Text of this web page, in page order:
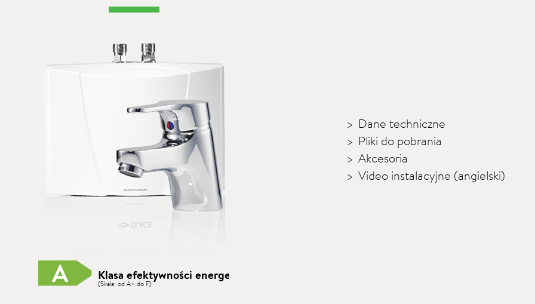
Klasa efektywności energetycznej A
(Skala: od A+ do F)
Dane techniczne
Pliki do pobrania
Akcesoria
Video instalacyjne (angielski)